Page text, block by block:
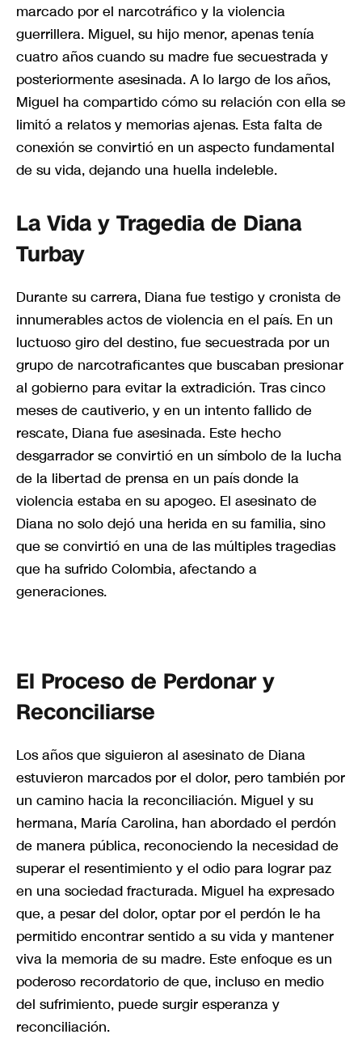
marcado por el narcotráfico y la violencia
guerrillera. Miguel, su hijo menor, apenas tenía
cuatro años cuando su madre fue secuestrada y
posteriormente asesinada. A lo largo de los años,
Miguel ha compartido cómo su relación con ella se
limitó a relatos y memorias ajenas. Esta falta de
conexión se convirtió en un aspecto fundamental
de su vida, dejando una huella indeleble.
La Vida y Tragedia de Diana
Turbay
Durante su carrera, Diana fue testigo y cronista de
innumerables actos de violencia en el país. En un
luctuoso giro del destino, fue secuestrada por un
grupo de narcotraficantes que buscaban presionar
al gobierno para evitar la extradición. Tras cinco
meses de cautiverio, y en un intento fallido de
rescate, Diana fue asesinada. Este hecho
desgarrador se convirtió en un símbolo de la lucha
de la libertad de prensa en un país donde la
violencia estaba en su apogeo. El asesinato de
Diana no solo dejó una herida en su familia, sino
que se convirtió en una de las múltiples tragedias
que ha sufrido Colombia, afectando a
generaciones.
El Proceso de Perdonar y
Reconciliarse
Los años que siguieron al asesinato de Diana
estuvieron marcados por el dolor, pero también por
un camino hacia la reconciliación. Miguel y su
hermana, María Carolina, han abordado el perdón
de manera pública, reconociendo la necesidad de
superar el resentimiento y el odio para lograr paz
en una sociedad fracturada. Miguel ha expresado
que, a pesar del dolor, optar por el perdón le ha
permitido encontrar sentido a su vida y mantener
viva la memoria de su madre. Este enfoque es un
poderoso recordatorio de que, incluso en medio
del sufrimiento, puede surgir esperanza y
reconciliación.